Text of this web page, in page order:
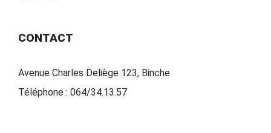
CONTACT
Avenue Charles Deliège 123, Binche
Téléphone : 064/34.13.57